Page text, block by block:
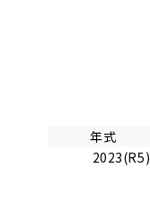
年式
2023(R5)